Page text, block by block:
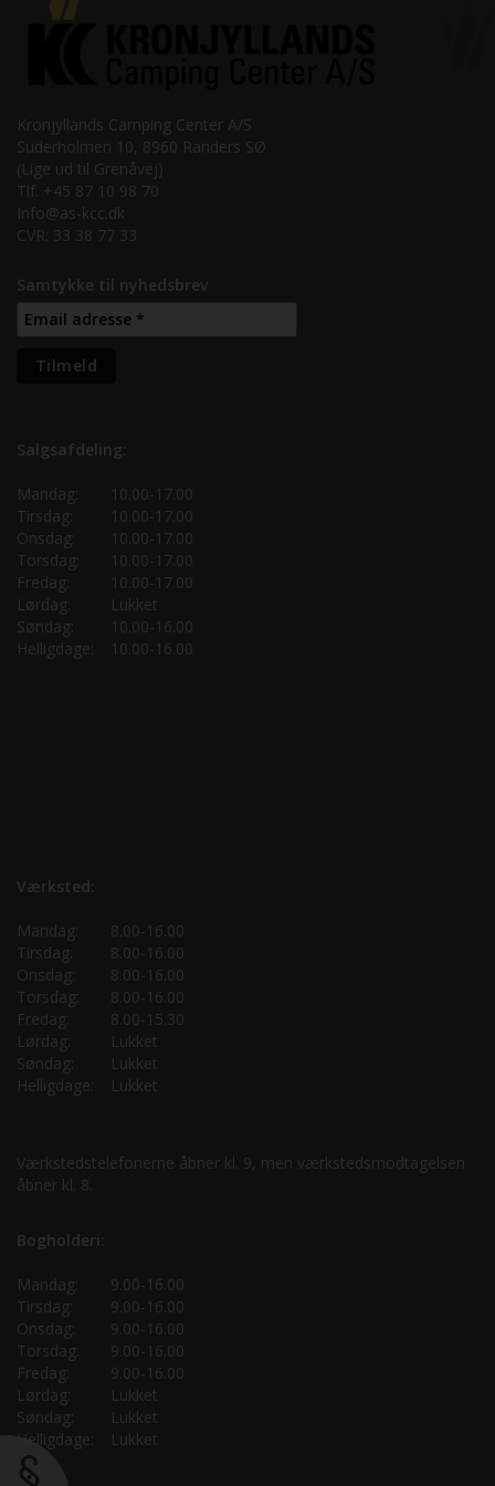
Kronjyllands Camping Center A/S
Suderholmen 10, 8960 Randers SØ
(Lige ud til Grenåvej)
Tlf. +45 87 10 98 70
Info@as-kcc.dk
CVR: 33 38 77 33
Samtykke til nyhedsbrev
Salgsafdeling:
Mandag:
10.00-17.00
Tirsdag:
10.00-17.00
Onsdag:
10.00-17.00
Torsdag:
10.00-17.00
Fredag:
10.00-17.00
Lørdag:
Lukket
Søndag:
10.00-16.00
Helligdage:
10.00-16.00
Værksted:
Mandag:
8.00-16.00
Tirsdag:
8.00-16.00
Onsdag:
8.00-16.00
Torsdag:
8.00-16.00
Fredag:
8.00-15.30
Lørdag:
Lukket
Søndag:
Lukket
Helligdage:
Lukket
Værkstedstelefonerne åbner kl. 9, men værkstedsmodtagelsen
åbner kl. 8.
Bogholderi:
Mandag:
9.00-16.00
Tirsdag:
9.00-16.00
Onsdag:
9.00-16.00
Torsdag:
9.00-16.00
Fredag:
9.00-16.00
Lørdag:
Lukket
Søndag:
Lukket
Helligdage:
Lukket